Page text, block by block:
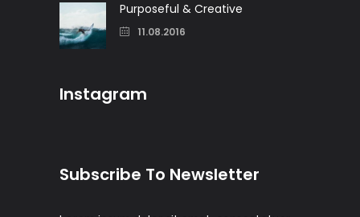
Purposeful & Creative
11.08.2016
Instagram
Subscribe To Newsletter